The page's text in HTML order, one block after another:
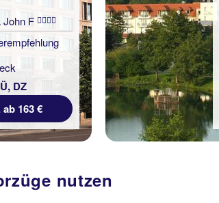
John F
DZ
ab 163 €
nutzen